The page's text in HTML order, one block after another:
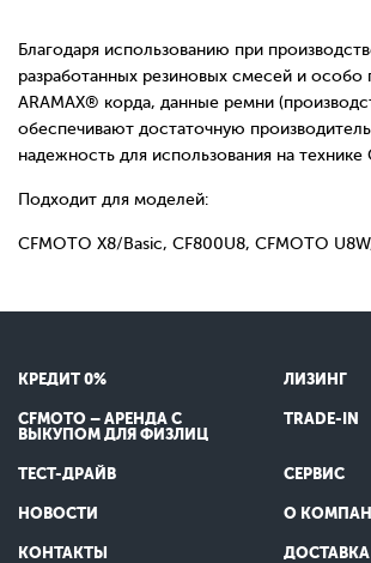
Благодаря использованию при
разработанных резиновых смесей и особо
ARAMAX® корда, данные ремни
обеспечивают достаточную
надежность для использования на технике
Подходит для моделей:
CFMOTO X8/Basic, CF800U8, CFMOTO
КРЕДИТ 0% ЛИЗИНГ
CFMOTO – АРЕНДА С
ВЫКУПОМ ДЛЯ ФИЗЛИЦ
TRADE-IN
ТЕСТ-ДРАЙВ СЕРВИС
НОВОСТИ О
КОНТАКТЫ ДОСТАВКА